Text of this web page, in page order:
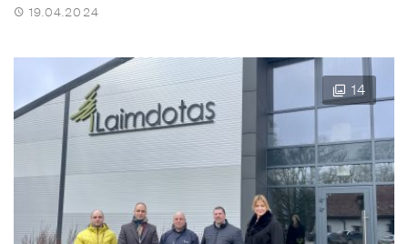
19.04.2024
14